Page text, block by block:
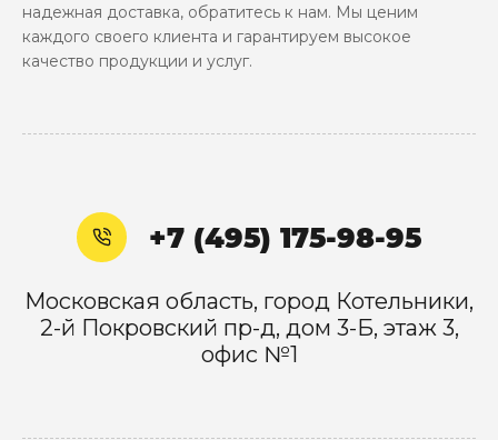
надежная доставка, обратитесь к нам. Мы ценим
каждого своего клиента и гарантируем высокое
качество продукции и услуг.
+7 (495) 175-98-95
Московская область, город Котельники,
2-й Покровский пр-д, дом 3-Б, этаж 3,
офис №1